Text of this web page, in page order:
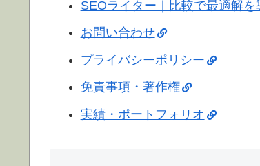
SEOライター｜比較で最適解を
お問い合わせ
プライバシーポリシー
免責事項・著作権
実績・ポートフォリオ